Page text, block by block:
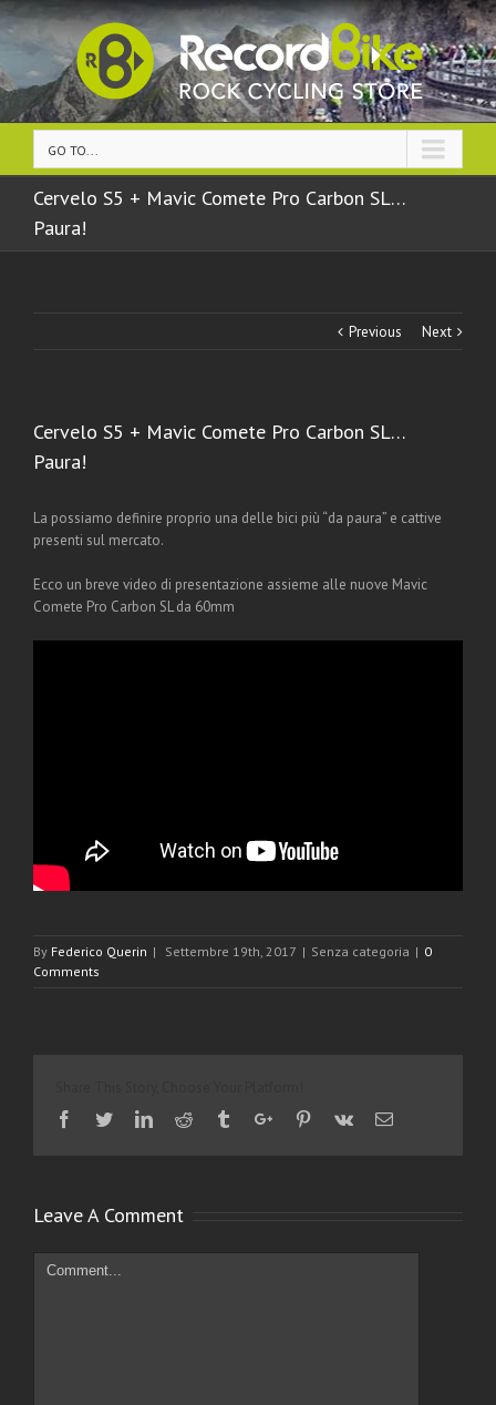
GO TO...
Cervelo S5 + Mavic Comete Pro Carbon SL…
Paura!
Previous Next
Cervelo S5 + Mavic Comete Pro Carbon SL…
Paura!
La possiamo definire proprio una delle bici più “da paura” e cattive
presenti sul mercato.
Ecco un breve video di presentazione assieme alle nuove Mavic
Comete Pro Carbon SL da 60mm
By Federico Querin | Settembre 19th, 2017 | Senza categoria | 0
Comments
Facebook
TwitterLinkedinReddit TumblrGoogle+Pinterest
Vk Email
Leave A Comment
Comment